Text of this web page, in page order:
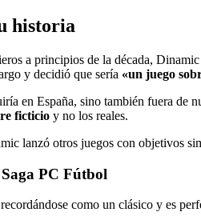
historia
a principios de la década,
y decidió que sería «un juego
en España, sino también fuera de
ficticio y no los reales.
lanzó otros juegos con objetivos
PC Fútbol
como un clásico y es